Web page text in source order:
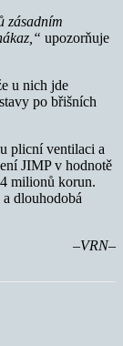
zásadním
upozorňuje
u nich jde
po břišních
plicní ventilaci a
JIMP v hodnotě
milionů korun.
dlouhodobá
–VRN–